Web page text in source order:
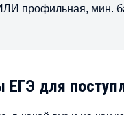
профильная, мин.
для